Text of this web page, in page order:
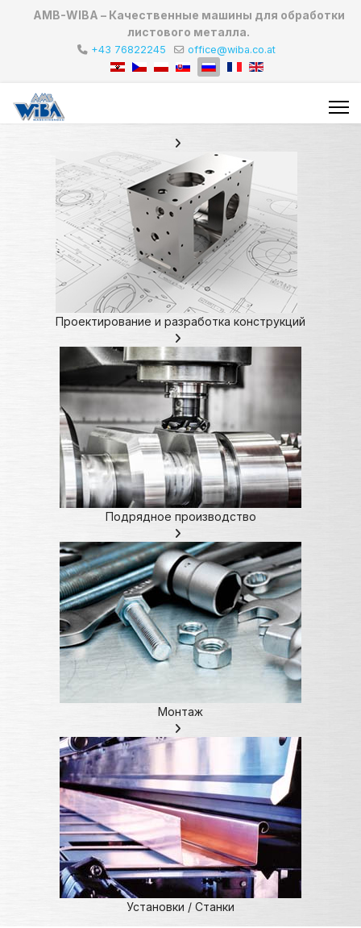
AMB-WIBA – Качественные машины для обработки
листового металла.
+43 76822245 office@wiba.co.at
Проектирование и разработка конструкций
Подрядное производство
Монтаж
Установки / Станки